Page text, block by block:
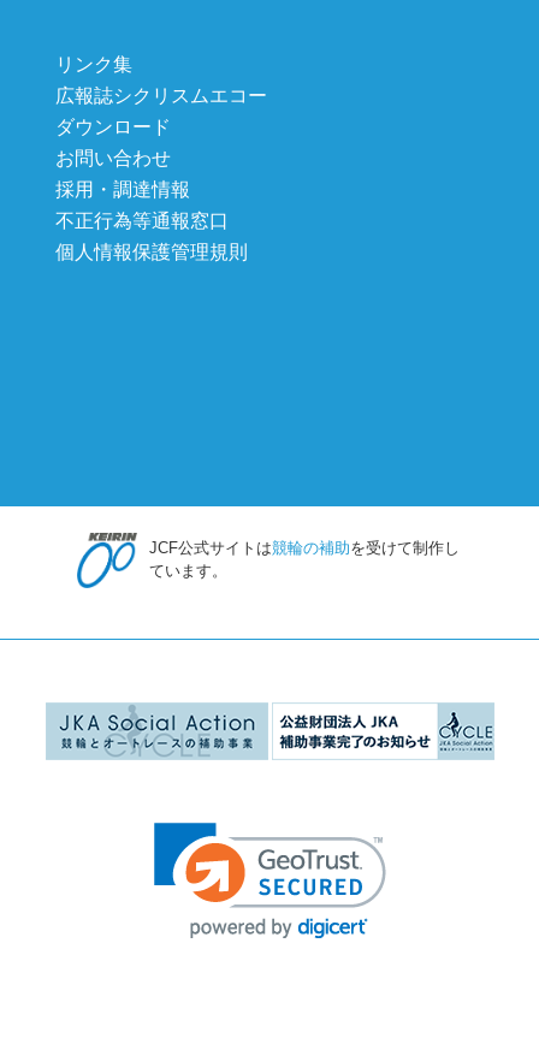
リンク集
広報誌シクリスムエコー
ダウンロード
お問い合わせ
採用・調達情報
不正行為等通報窓口
個人情報保護管理規則
JCF公式サイトは競輪の補助を受けて制作し
ています。